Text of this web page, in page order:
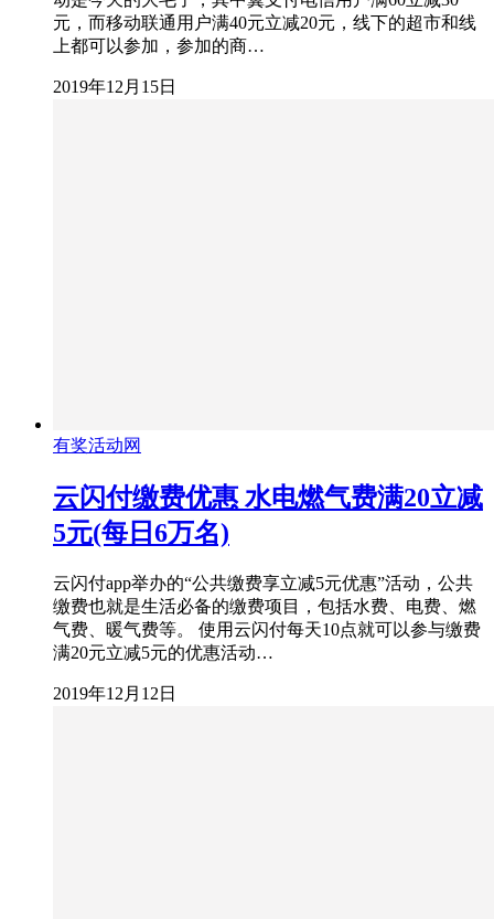
元，而移动联通用户满40元立减20元，线下的超市和线
上都可以参加，参加的商…
2019年12月15日
有奖活动网
云闪付缴费优惠 水电燃气费满20立减
5元(每日6万名)
云闪付app举办的“公共缴费享立减5元优惠”活动，公共
缴费也就是生活必备的缴费项目，包括水费、电费、燃
气费、暖气费等。 使用云闪付每天10点就可以参与缴费
满20元立减5元的优惠活动…
2019年12月12日